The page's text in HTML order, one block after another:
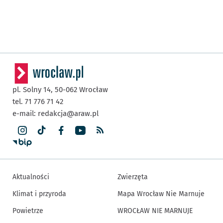
pl. Solny 14, 50-062 Wrocław
tel. 71 776 71 42
e-mail: redakcja@araw.pl
Aktualności
Klimat i przyroda
Powietrze
Zwierzęta
Mapa Wrocław Nie Marnuje
WROCŁAW NIE MARNUJE